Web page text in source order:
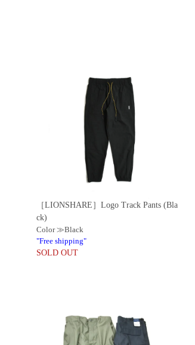
［LIONSHARE］Logo Track Pants (Bla
ck)
Color ≫Black
"Free shipping"
SOLD OUT